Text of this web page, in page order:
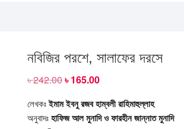
নবিজির পরশে, সালাফের দরসে
৳242.00Original
was:
৳ 242.00.
৳165.00Current
৳ 165.00.
লেখকঃইমাম ইবনু রজব হাম্বলী রাহিমাহুল্লাহ
অনুবাদঃহাফিজ আল মুনাদি ও ফারহীন জান্নাত মুনাদি